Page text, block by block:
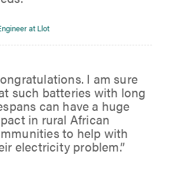
at Llot
I am sure
such batteries with long
can have a huge
in rural African
to help with
electricity problem.”